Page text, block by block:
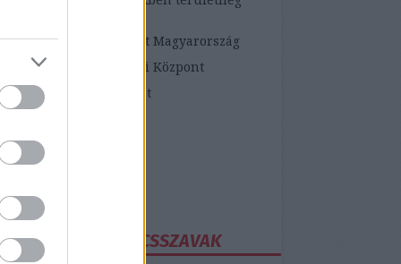
Fogyasztói Központ Magyarország
Fogyasztóvédelmi Központ
Békéltető Testület
Alapítvány
KULCSSZAVAK